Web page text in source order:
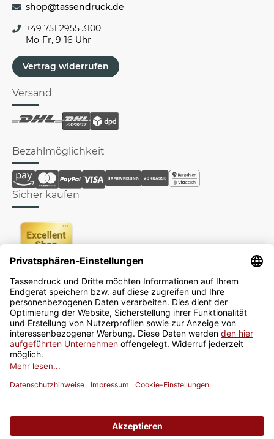
shop@tassendruck.de
+49 751 2955 3100
Mo-Fr, 9-16 Uhr
Vertrag widerrufen
Versand
Bezahlmöglichkeit
Sicher kaufen
Newsletter